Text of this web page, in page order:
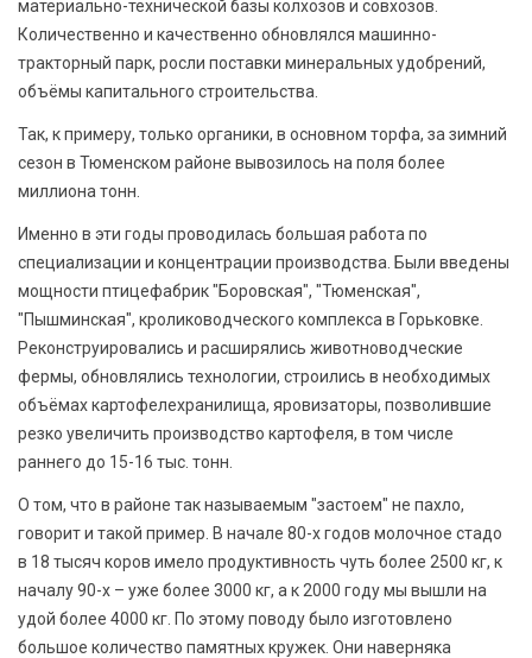
материально-технической базы колхозов и совхозов.
Количественно и качественно обновлялся машинно-
тракторный парк, росли поставки минеральных удобрений,
объёмы капитального строительства.
Так, к примеру, только органики, в основном торфа, за зимний
сезон в Тюменском районе вывозилось на поля более
миллиона тонн.
Именно в эти годы проводилась большая работа по
специализации и концентрации производства. Были введены
мощности птицефабрик "Боровская", "Тюменская",
"Пышминская", кролиководческого комплекса в Горьковке.
Реконструировались и расширялись животноводческие
фермы, обновлялись технологии, строились в необходимых
объёмах картофелехранилища, яровизаторы, позволившие
резко увеличить производство картофеля, в том числе
раннего до 15-16 тыс. тонн.
О том, что в районе так называемым "застоем" не пахло,
говорит и такой пример. В начале 80-х годов молочное стадо
в 18 тысяч коров имело продуктивность чуть более 2500 кг, к
началу 90-х – уже более 3000 кг, а к 2000 году мы вышли на
удой более 4000 кг. По этому поводу было изготовлено
большое количество памятных кружек. Они наверняка